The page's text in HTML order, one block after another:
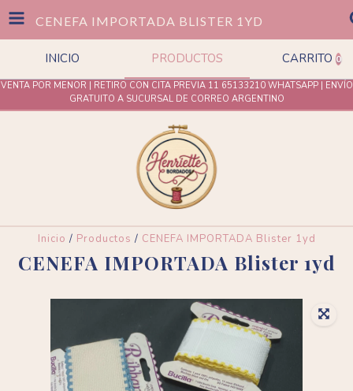
CENEFA IMPORTADA BLISTER 1YD
INICIO PRODUCTOS CARRITO 0
VENTA POR MENOR | RETIRO CON CITA PREVIA 11 65133210 WHATSAPP | ENVÍO
GRATUITO A SUCURSAL DE CORREO ARGENTINO
Inicio / Productos / CENEFA IMPORTADA Blister 1yd
CENEFA IMPORTADA Blister 1yd